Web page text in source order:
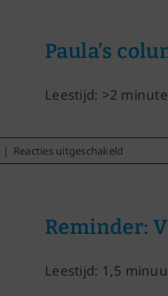
Paula’s
Leestijd: >2
| Reacties uitgeschakeld
Paula’s
Reminder:
Leestijd: 1,5